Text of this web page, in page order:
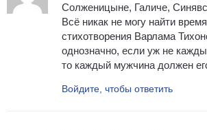
Солженицыне, Галиче,
Всё никак не могу найти
стихотворения Варлама
однозначно, если уж не
то каждый мужчина должен
Войдите, чтобы ответить